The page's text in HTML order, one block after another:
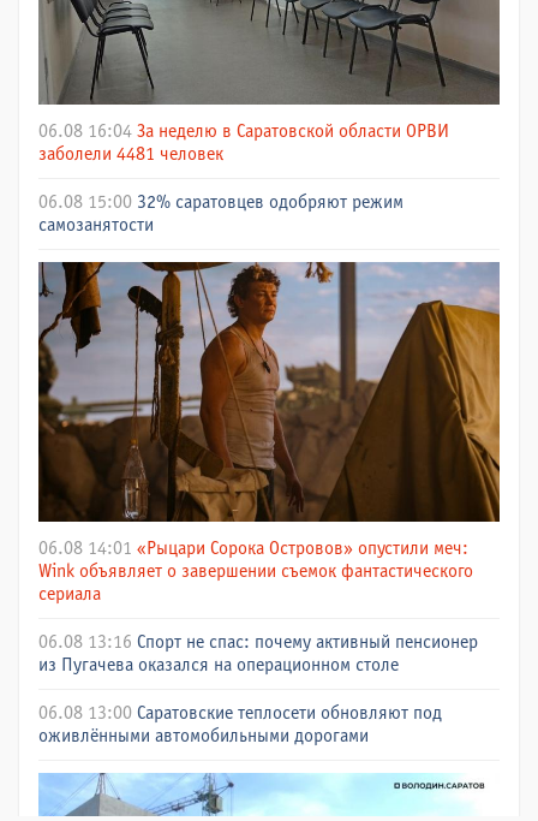
06.08 16:04 За неделю в Саратовской области ОРВИ
заболели 4481 человек
06.08 15:00 32% саратовцев одобряют режим
самозанятости
06.08 14:01 «Рыцари Сорока Островов» опустили меч:
Wink объявляет о завершении съемок фантастического
сериала
06.08 13:16 Спорт не спас: почему активный пенсионер
из Пугачева оказался на операционном столе
06.08 13:00 Саратовские теплосети обновляют под
оживлёнными автомобильными дорогами